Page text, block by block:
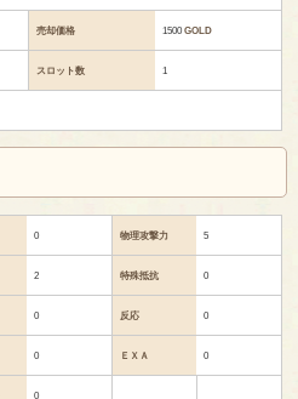
売却価格 1500GOLD
スロット数 1
0 物理攻撃力 5
2 特殊抵抗 0
0 反応 0
0 ＥＸＡ 0
0